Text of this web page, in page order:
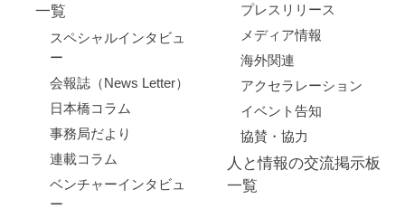
一覧
スペシャルインタビュ
ー
会報誌（News Letter）
日本橋コラム
事務局だより
連載コラム
ベンチャーインタビュ
ー
プレスリリース
メディア情報
海外関連
アクセラレーション
イベント告知
協賛・協力
人と情報の交流掲示板
一覧